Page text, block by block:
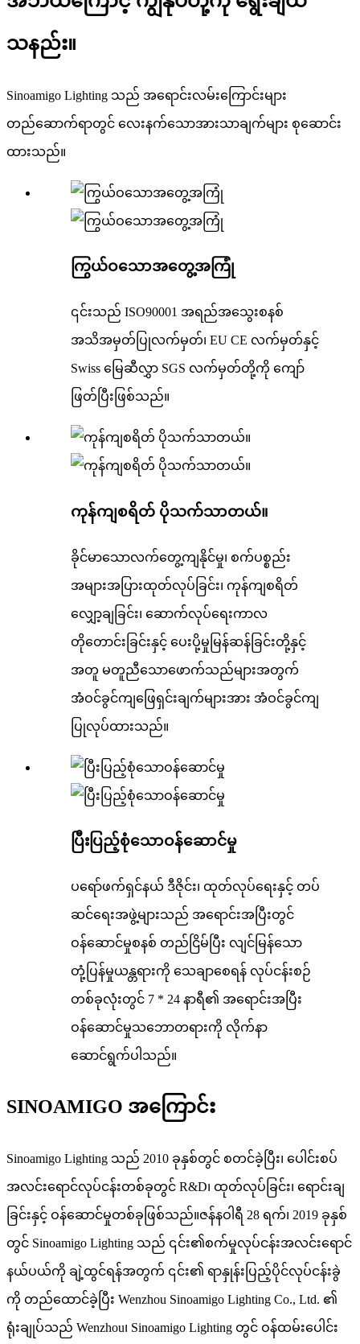
သနည်း။
Sinoamigo Lighting သည် အရောင်းလမ်းကြောင်းများ
တည်ဆောက်ရာတွင် လေးနက်သောအားသာချက်များ စုဆောင်း
ထားသည်။
ကြွယ်ဝသောအတွေ့အကြုံ
၎င်းသည် ISO90001 အရည်အသွေးစနစ်
အသိအမှတ်ပြုလက်မှတ်၊ EU CE လက်မှတ်နှင့်
Swiss မြေဆီလွှာ SGS လက်မှတ်တို့ကို ကျော်
ဖြတ်ပြီးဖြစ်သည်။
ကုန်ကျစရိတ် ပိုသက်သာတယ်။
ခိုင်မာသောလက်တွေ့ကျနိုင်မှု၊ စက်ပစ္စည်း
အများအပြားထုတ်လုပ်ခြင်း၊ ကုန်ကျစရိတ်
လျှော့ချခြင်း၊ ဆောက်လုပ်ရေးကာလ
တိုတောင်းခြင်းနှင့် ပေးပို့မှုမြန်ဆန်ခြင်းတို့နှင့်
အတူ မတူညီသောဖောက်သည်များအတွက်
အံဝင်ခွင်ကျဖြေရှင်းချက်များအား အံဝင်ခွင်ကျ
ပြုလုပ်ထားသည်။
ပြီးပြည့်စုံသောဝန်ဆောင်မှု
ပရော်ဖက်ရှင်နယ် ဒီဇိုင်း၊ ထုတ်လုပ်ရေးနှင့် တပ်
ဆင်ရေးအဖွဲ့များသည် အရောင်းအပြီးတွင်
ဝန်ဆောင်မှုစနစ် တည်ငြိမ်ပြီး လျင်မြန်သော
တုံ့ပြန်မှုယန္တရားကို သေချာစေရန် လုပ်ငန်းစဉ်
တစ်ခုလုံးတွင် 7 * 24 နာရီ၏ အရောင်းအပြီး
ဝန်ဆောင်မှုသဘောတရားကို လိုက်နာ
ဆောင်ရွက်ပါသည်။
SINOAMIGO အကြောင်း
Sinoamigo Lighting သည် 2010 ခုနှစ်တွင် စတင်ခဲ့ပြီး၊ ပေါင်းစပ်
အလင်းရောင်လုပ်ငန်းတစ်ခုတွင် R&D၊ ထုတ်လုပ်ခြင်း၊ ရောင်းချ
ခြင်းနှင့် ဝန်ဆောင်မှုတစ်ခုဖြစ်သည်။ဇန်နဝါရီ 28 ရက်၊ 2019 ခုနှစ်
တွင် Sinoamigo Lighting သည် ၎င်း၏စက်မှုလုပ်ငန်းအလင်းရောင်
နယ်ပယ်ကို ချဲ့ထွင်ရန်အတွက် ၎င်း၏ ရာနှုန်းပြည့်ပိုင်လုပ်ငန်းခွဲ
ကို တည်ထောင်ခဲ့ပြီး Wenzhou Sinoamigo Lighting Co., Ltd. ၏
ရုံးချုပ်သည် Wenzhou၊ Sinoamigo Lighting တွင် ဝန်ထမ်းပေါင်း